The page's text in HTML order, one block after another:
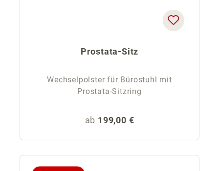
Prostata-Sitz
Wechselpolster für Bürostuhl mit
Prostata-Sitzring
Regulärer Preis:
ab 199,00 €